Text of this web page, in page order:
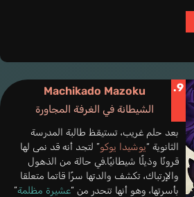
9.
Machikado Mazoku
الشيطانة في الغرفة المجاورة
بعد حلم غريب، تستيقظ طالبة المدرسة
الثانوية “يوشيدا يوكو” لتجد أنه قد نمى لها
قرونًا وذيلًا شيطانيًا.في حالة من الذهول
والإرتباك، تكشف والدتها سرًا قاتما متعلقا
بأسرتها، وهو أنها تنحدر من “عشيرة مظلمة”